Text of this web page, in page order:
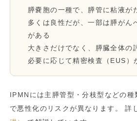
膵嚢胞の一種で、膵管に粘液が
多くは良性だが、一部は膵がん
がある
大きさだけでなく、膵臓全体の
必要に応じて精密検査（EUS）
IPMNには主膵管型・分枝型などの
で悪性化のリスクが異なります。 詳